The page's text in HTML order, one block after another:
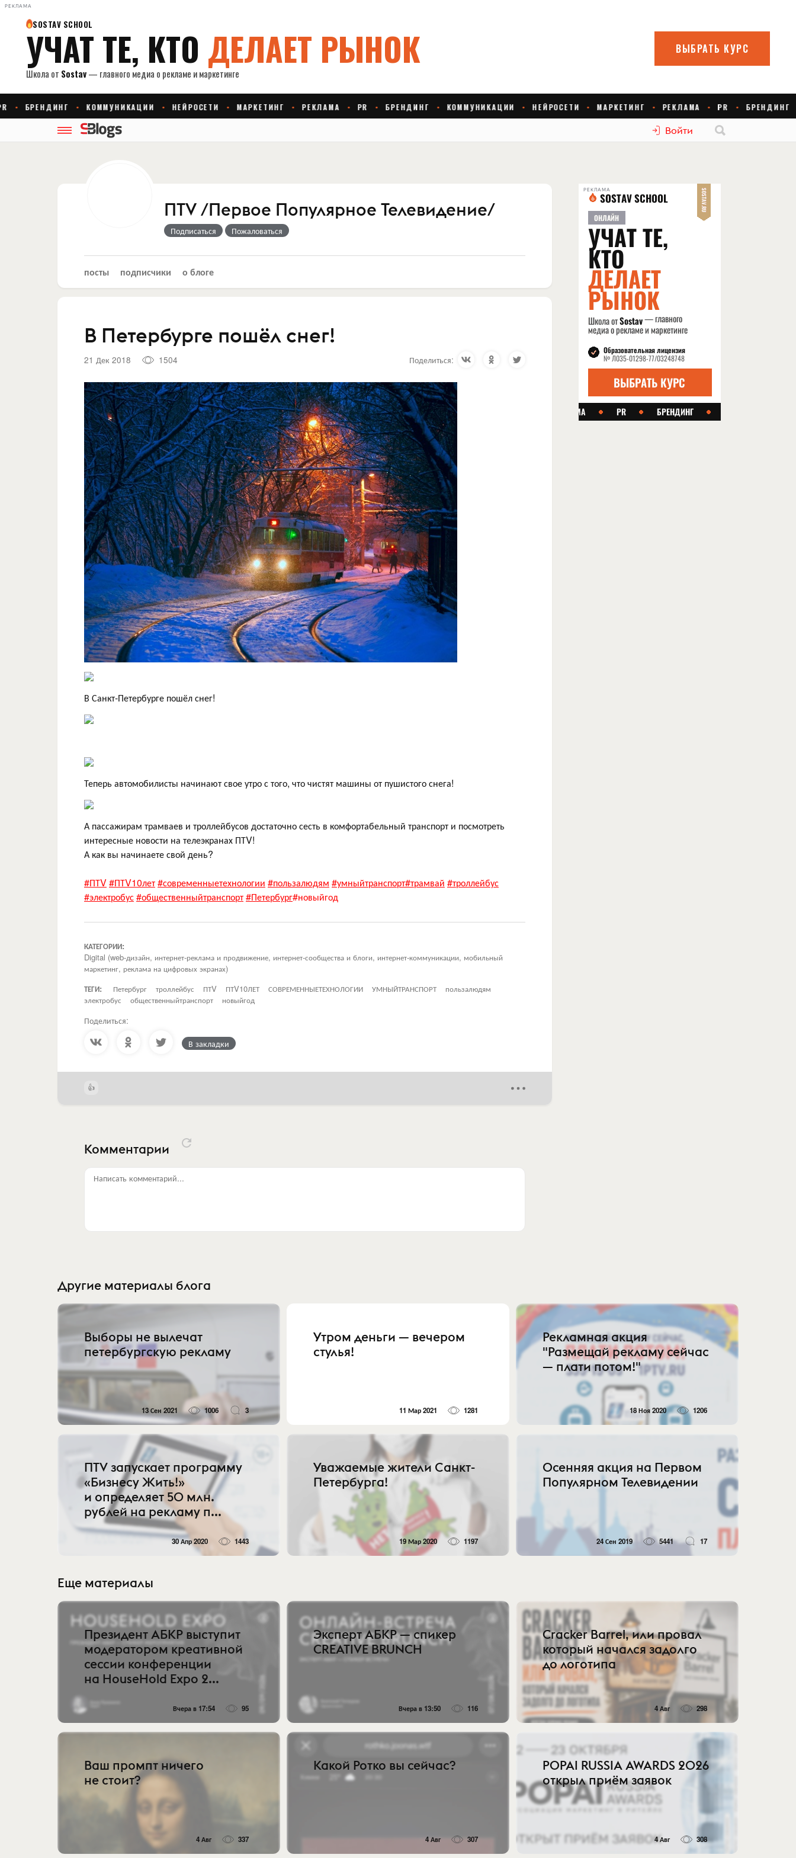
РЕКЛАМА
Войти
ПTV /Первое Популярное Телевидение/
Подписаться Пожаловаться
посты подписчики о блоге
В Петербурге пошёл снег!
21 Дек 2018 1504 Поделиться:
В Санкт-Петербурге пошёл снег!
Теперь автомобилисты начинают свое утро с того, что чистят машины от пушистого снега!
А пассажирам трамваев и троллейбусов достаточно сесть в комфортабельный транспорт и посмотреть
интересные новости на телеэкранах ПТV!
А как вы начинаете свой день?
#ПТV#ПТV10лет#современныетехнологии #пользалюдям #умныйтранспорт#трамвай #троллейбус
#электробус#общественныйтранспорт#Петербург#новыйгод
КАТЕГОРИИ:
Digital (web-дизайн, интернет-реклама и продвижение, интернет-сообщества и блоги, интернет-коммуникации, мобильный
маркетинг, реклама на цифровых экранах)
ТЕГИ:
Петербург троллейбус ПТV ПТV10ЛЕТ СОВРЕМЕННЫЕТЕХНОЛОГИИ УМНЫЙТРАНСПОРТ
пользалюдям
электробус
общественныйтранспорт новыйгод
Поделиться:
В закладки
Комментарии
Написать комментарий...
РЕКЛАМА
Другие материалы блога
Выборы не вылечат
петербургскую рекламу
13 Сен 2021 1006 3
Утром деньги — вечером
стулья!
11 Мар 2021 1281
Рекламная акция
"Размещай рекламу сейчас
— плати потом!"
18 Ноя 2020 1206
ПТV запускает программу
«Бизнесу Жить!»
и определяет 50 млн.
рублей на рекламу п...
30 Апр 2020 1443
Уважаемые жители Санкт-
Петербурга!
19 Мар 2020 1197
Осенняя акция на Первом
Популярном Телевидении
24 Сен 2019 5441 17
Еще материалы
Президент АБКР выступит
модератором креативной
сессии конференции
на HouseHold Expo 2...
Вчера в 17:54 95
Эксперт АБКР — спикер
CREATIVE BRUNCH
Вчера в 13:50 116
Cracker Barrel, или провал
который начался задолго
до логотипа
4 Авг 298
Ваш промпт ничего
не стоит?
4 Авг 337
Какой Ротко вы сейчас?
4 Авг 307
POPAI RUSSIA AWARDS 2026
открыл приём заявок
4 Авг 308